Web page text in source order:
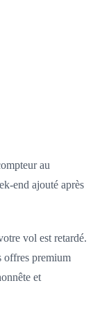
au
end ajouté après
vol est retardé.
offres premium
et